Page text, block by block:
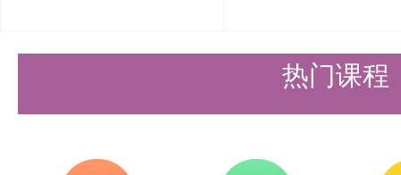
热门课程